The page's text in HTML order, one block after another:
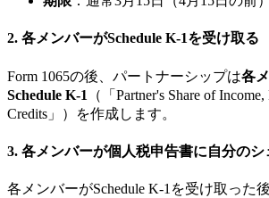
2. 各メンバーがSchedule K-1を受け取る
Form 1065の後、パートナーシップは各
Schedule K-1
（「Partner's Share of
Credits」）を作成します。
3. 各メンバーが個人税申告書に自分のシ
各メンバーがSchedule K-1を受け取った